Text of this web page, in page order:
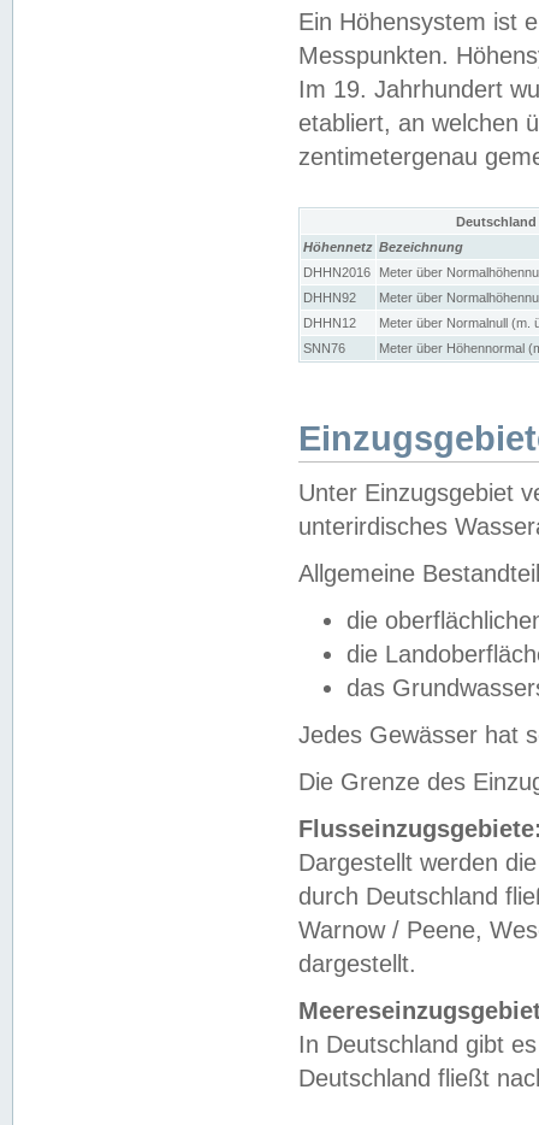
Ein Höhensystem ist
Messpunkten.
Im 19. Jahrhundert
etabliert, an welchen
zentimetergenau
Höhennetz Bezeichnung
DHHN2016
Meter über
DHHN92
Meter über
DHHN12
Meter über Normalnull (m.
SNN76
Meter über Höhennormal
Unter Einzugsgebiet
unterirdisches
Allgemeine
die
die
das
Jedes Gewässer hat
Die Grenze des
Dargestellt werden
durch Deutschland
Warnow / Peene,
dargestellt.
In Deutschland gibt
Deutschland fließt